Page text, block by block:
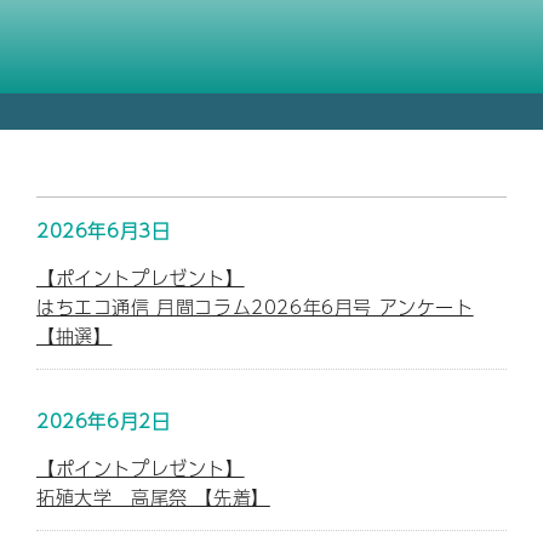
2026年6月3日
【ポイントプレゼント】
はちエコ通信 月間コラム2026年6月号 アンケート
【抽選】
2026年6月2日
【ポイントプレゼント】
拓殖大学 高尾祭 【先着】